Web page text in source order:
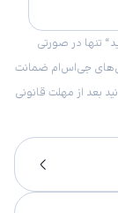
تنها در صورتی
جی‌اس‌ام ضمانت
بعد از مهلت قانونی